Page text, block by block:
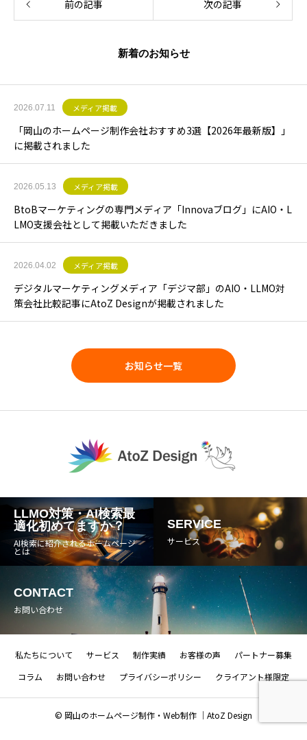
前の記事 次の記事
新着のお知らせ
2026.07.11 メディア掲載
「岡山のホームページ制作会社おすすめ3選【2026年最新版】」
に掲載されました
2026.05.13 メディア掲載
BtoBマーケティングの専門メディア「Innovaブログ」にAIO・L
LMO支援会社として掲載いただきました
2026.04.02 メディア掲載
デジタルマーケティングメディア「デジマ部」のAIO・LLMO対
策会社比較記事にAtoZ Designが掲載されました
お知らせ一覧
LLMO対策・AI検索最
適化初めてますか？
AI検索に紹介されるホームページ
とは
SERVICE
サービス
CONTACT
お問い合わせ
私たちについて サービス 制作実績 お客様の声
パートナー募集
コラム
お問い合わせ プライバシーポリシー クライアント様限定
© 岡山のホームページ制作・Web制作 ｜AtoZ Design